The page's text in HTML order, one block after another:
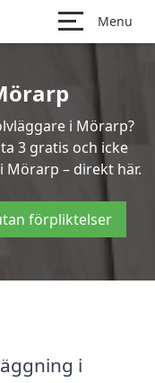
Menu
i Mörarp?
3 gratis och icke
– direkt här.
förpliktelser
i